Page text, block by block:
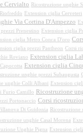
Cervialto
Ricostruzione unghie
Extension ciglia Cerveteri
Via Cortina D'Ampezzo
Prenestino Extension ciglia
ciglia Metro Conca D'oro
ciglia prezzi Pantheon Corsi
Roviano Extension ciglia
Extension ciglia
unghie prezzi Subaugusta
unghie Colli Albani
Extension
Furio Camillo
Ricostruzione
Portonaccio Corsi
Di Guidonia
unghie Casal Morena
Unghie Pigna Extension